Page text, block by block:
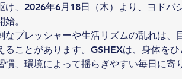
け、2026年6月18日（木）より、ヨド
。
なプレッシャーや生活リズムの乱れは、
ることがあります。GSHEXは、身体を
慣、環境によって揺らぎやすい毎日に寄